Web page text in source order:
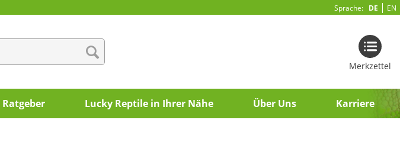
Sprache: DE EN
Merkzettel
Ratgeber Lucky Reptile in Ihrer Nähe Über Uns Karriere